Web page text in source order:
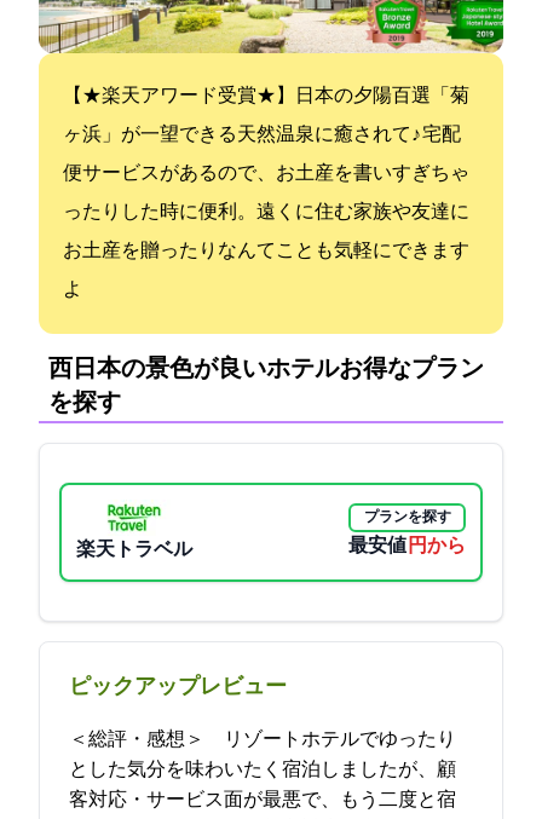
【★楽天アワード受賞★】日本の夕陽百選「菊
ヶ浜」が一望できる天然温泉に癒されて♪ 宅配
便サービスがあるので、お土産を書いすぎちゃ
ったりした時に便利。遠くに住む家族や友達に
お土産を贈ったりなんてことも気軽にできます
よ
西日本の景色が良いホテル:お得なプラン
を探す
楽天トラベル
プランを探す
最安値 7700円から
ピックアップレビュー
＜総評・感想＞ リゾートホテルでゆったり
とした気分を味わいたく宿泊しましたが、顧
客対応・サービス面が最悪で、もう二度と宿